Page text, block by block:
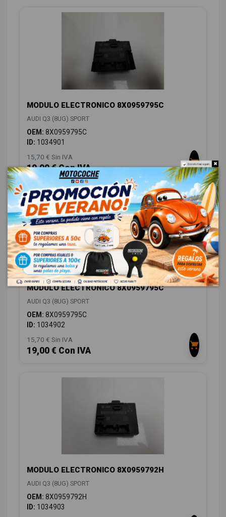
MODULO ELECTRONICO 8X0959795C
AUDI Q3 (8UG) SPORT
OEM: 8X0959795C
ID: 1034901
15,70 € Sin IVA
19,00 € Con IVA
MODULO ELECTRONICO 8X0959795C
AUDI Q3 (8UG) SPORT
OEM: 8X0959795C
ID: 1034902
15,70 € Sin IVA
19,00 € Con IVA
MODULO ELECTRONICO 8X0959792H
AUDI Q3 (8UG) SPORT
OEM: 8X0959792H
ID: 1034903
Do not show again.